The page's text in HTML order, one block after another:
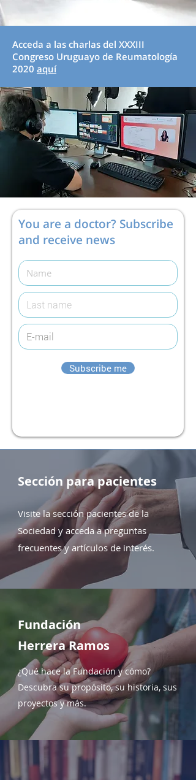
Acceda a las charlas del XXXIII
Congreso Uruguayo de Reumatología
2020 aquí
You are a doctor? Subscribe
and receive news
Subscribe me
Sección para pacientes
Visite la sección pacientes de la
Sociedad y acceda a preguntas
frecuentes y artículos de interés.
Fundación
Herrera Ramos
¿Qué hace la Fundación y cómo?
Descubra su propósito, su historia, sus
proyectos y más.